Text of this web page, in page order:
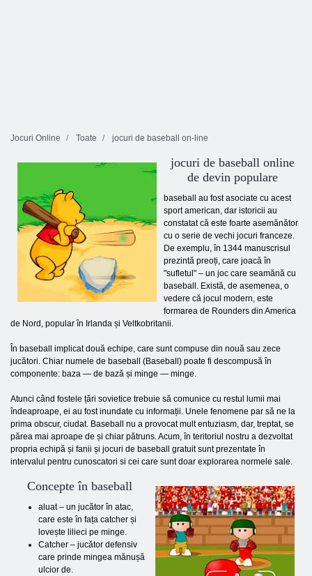
Jocuri Online Toate jocuri de baseball on-line
jocuri de baseball online
de devin populare
baseball au fost asociate cu acest
sport american, dar istoricii au
constatat că este foarte asemănător
cu o serie de vechi jocuri franceze.
De exemplu, în 1344 manuscrisul
prezintă preoți, care joacă în
"sufletul" – un joc care seamănă cu
baseball. Există, de asemenea, o
vedere că jocul modern, este
formarea de Rounders din America
de Nord, popular în Irlanda și Veltkobritanii.
În baseball implicat două echipe, care sunt compuse din nouă sau zece
jucători. Chiar numele de baseball (Baseball) poate fi descompusă în
componente: baza — de bază și minge — minge.
Atunci când fostele țări sovietice trebuie să comunice cu restul lumii mai
îndeaproape, ei au fost inundate cu informații. Unele fenomene par să ne la
prima obscur, ciudat. Baseball nu a provocat mult entuziasm, dar, treptat, se
părea mai aproape de și chiar pătruns. Acum, în teritoriul nostru a dezvoltat
propria echipă și fanii și jocuri de baseball gratuit sunt prezentate în
intervalul pentru cunoscatori si cei care sunt doar explorarea normele sale.
Concepte în baseball
aluat – un jucător în atac,
care este în fața catcher și
lovește lilieci pe minge.
Catcher – jucător defensiv
care prinde mingea mănușă
ulcior de.